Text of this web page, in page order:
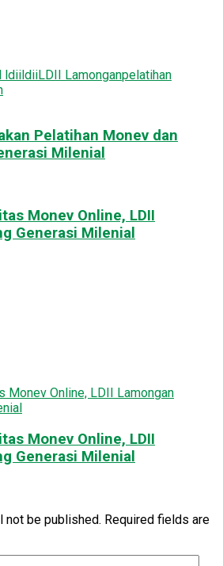
ldiildiiLDII Lamonganpelatihan
Pelatihan Monev dan
Milenial
Monev Online, LDII
Generasi Milenial
Monev Online, LDII
Generasi Milenial
not be published. Required fields are